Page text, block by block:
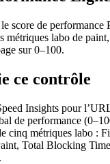
score de performance
métriques labo de
sur 0–100.
ce contrôle
Insights pour
de performance
cinq métriques labo :
Total Blocking